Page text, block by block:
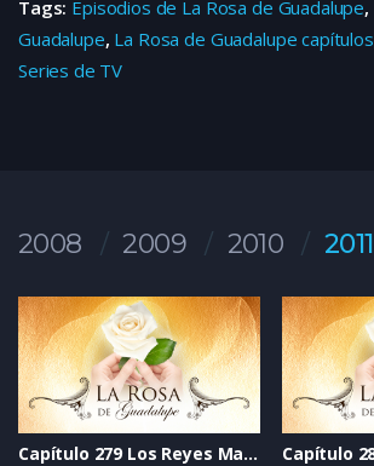
Tags: Episodios de La Rosa de Guadalupe,
Guadalupe, La Rosa de Guadalupe capítulos
Series de TV
2008 2009 2010 2011
Capítulo 279 Los Reyes Magos, sí son reyes mágicos